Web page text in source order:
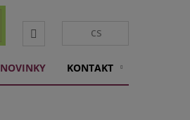
NOVINKY KONTAKT
Vyhledávání
cs